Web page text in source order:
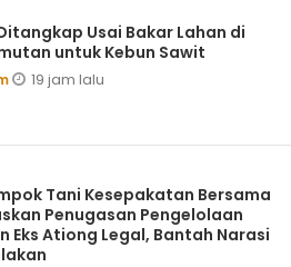
Usai Bakar Lahan di
untuk Kebun Sawit
19 jam lalu
Tani Kesepakatan Bersama
Penugasan Pengelolaan
Eks Ationg Legal, Bantah Narasi